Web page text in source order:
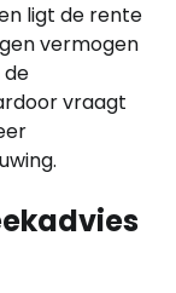
ligt de rente
vermogen
de
vraagt